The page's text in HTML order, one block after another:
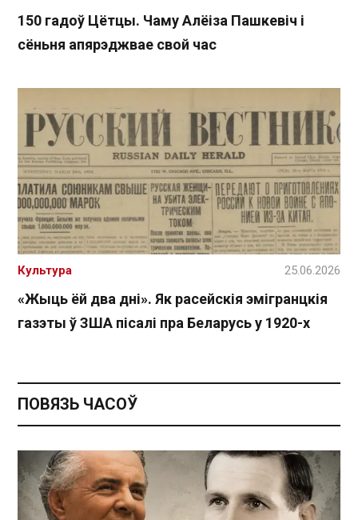
150 гадоў Цётцы. Чаму Алёіза Пашкевіч і
сёньня апярэджвае свой час
«Жыць ёй два дні». Як расейскія эмігранцкія
газэты ў ЗША пісалі пра Беларусь у 1920-х
Культура 25.06.2026
ПОВЯЗЬ ЧАСОЎ